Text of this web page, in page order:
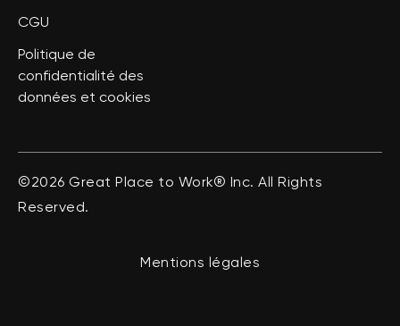
CGU
Politique de
confidentialité des
données et cookies
©2026 Great Place to Work® Inc. All Rights
Reserved.
Mentions légales